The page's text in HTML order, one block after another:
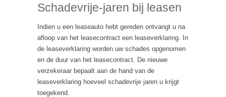
Schadevrije-jaren bij leasen
Indien u een leaseauto hebt gereden ontvangt u na
afloop van het leasecontract een leaseverklaring. In
de leaseverklaring worden uw schades opgenomen
en de duur van het leasecontract. De nieuwe
verzekeraar bepaalt aan de hand van de
leaseverklaring hoeveel schadevrije jaren u krijgt
toegekend.